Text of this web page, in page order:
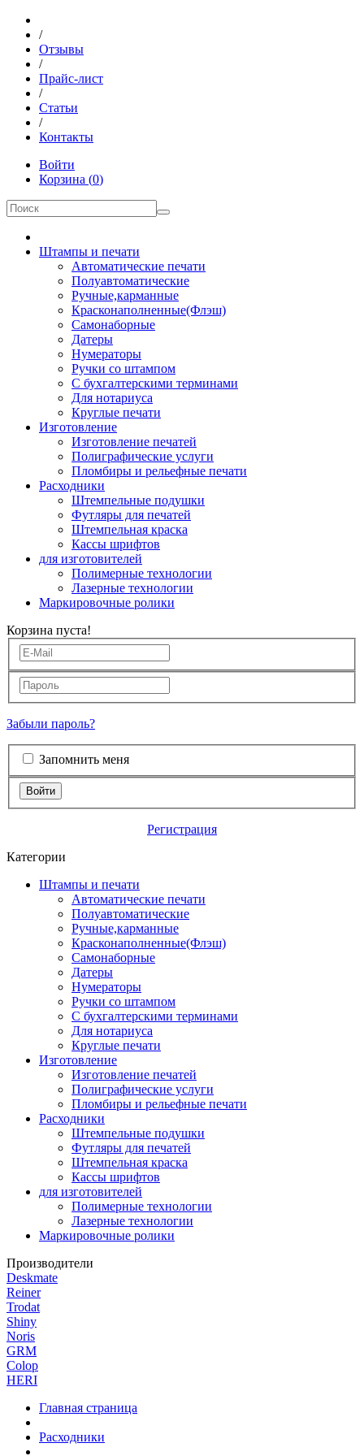
/
Отзывы
/
Прайс-лист
/
Статьи
/
Контакты
Войти
Корзина (0)
Штампы и печати
Автоматические печати
Полуавтоматические
Ручные,карманные
Красконаполненные(Флэш)
Самонаборные
Датеры
Нумераторы
Ручки со штампом
С бухгалтерскими терминами
Для нотариуса
Круглые печати
Изготовление
Изготовление печатей
Полиграфические услуги
Пломбиры и рельефные печати
Расходники
Штемпельные подушки
Футляры для печатей
Штемпельная краска
Кассы шрифтов
для изготовителей
Полимерные технологии
Лазерные технологии
Маркировочные ролики
Корзина пуста!
Забыли пароль?
Запомнить меня
Войти
Регистрация
Категории
Штампы и печати
Автоматические печати
Полуавтоматические
Ручные,карманные
Красконаполненные(Флэш)
Самонаборные
Датеры
Нумераторы
Ручки со штампом
С бухгалтерскими терминами
Для нотариуса
Круглые печати
Изготовление
Изготовление печатей
Полиграфические услуги
Пломбиры и рельефные печати
Расходники
Штемпельные подушки
Футляры для печатей
Штемпельная краска
Кассы шрифтов
для изготовителей
Полимерные технологии
Лазерные технологии
Маркировочные ролики
Производители
Deskmate
Reiner
Trodat
Shiny
Noris
GRM
Colop
HERI
Главная страница
Расходники